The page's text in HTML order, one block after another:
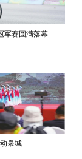
军赛圆满落幕
泉城